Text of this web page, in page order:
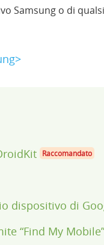
Samsung o di
Raccomandato
dispositivo di
“Find My Mobile”